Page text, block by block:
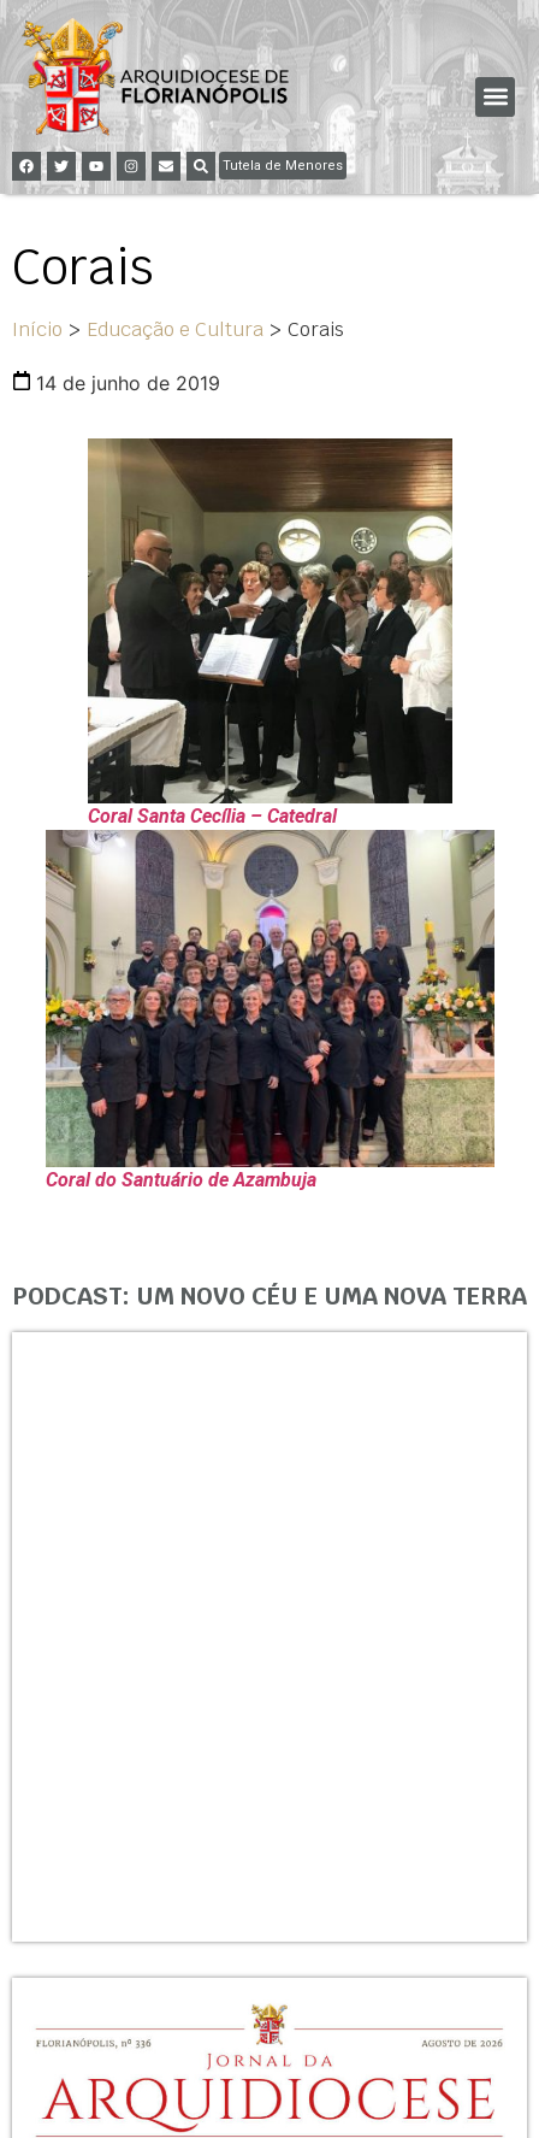
Tutela de Menores
Corais
Início > Educação e Cultura > Corais
14 de junho de 2019
Coral Santa Cecília – Catedral
Coral do Santuário de Azambuja
PODCAST: UM NOVO CÉU E UMA NOVA TERRA